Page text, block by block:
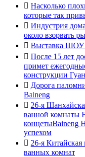
 Насколько
которые так
 Индустрия
около взорвать
 Выставка ШОУ
 После 15 лет
примет
конструкции
 Дорога
Baineng
 26-я
ванной комнаты
концетыBaineng
успехом
 26-я
ванных комнат